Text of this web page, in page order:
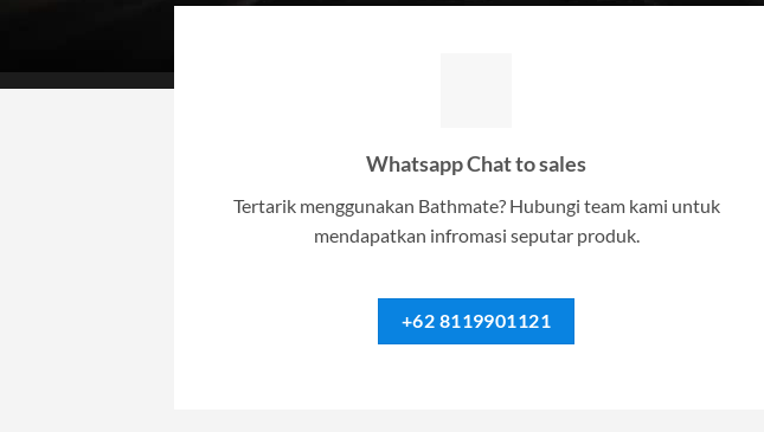
Whatsapp Chat to sales
Tertarik menggunakan Bathmate? Hubungi team kami untuk
mendapatkan infromasi seputar produk.
+62 8119901121